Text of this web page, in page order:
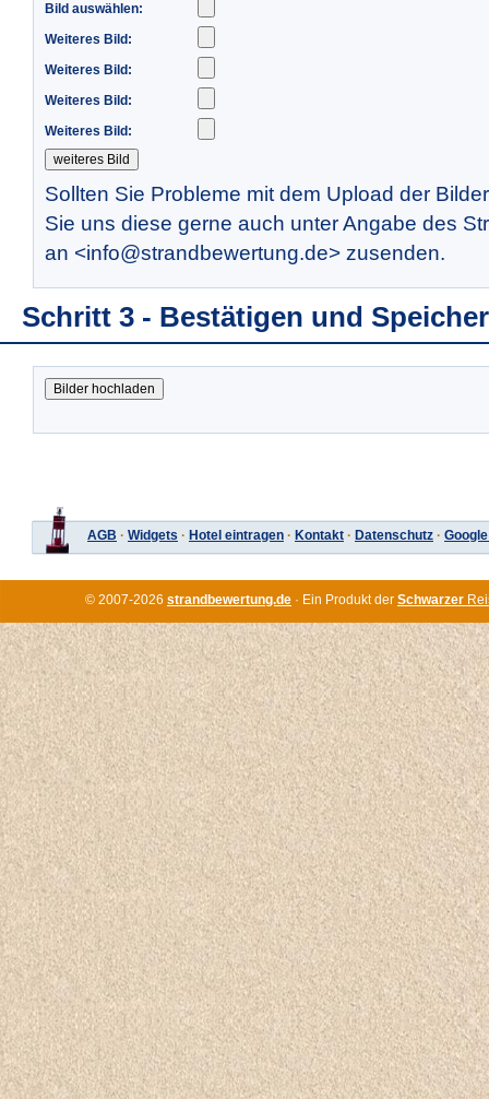
Bild auswählen:
Weiteres Bild:
Weiteres Bild:
Weiteres Bild:
Weiteres Bild:
Sollten Sie Probleme mit dem Upload der
Sie uns diese gerne auch unter Angabe des
an <info@strandbewertung.de> zusenden.
Schritt 3 - Bestätigen und
AGB · Widgets · Hotel eintragen · Kontakt · Datenschutz ·
© 2007-2026 strandbewertung.de · Ein Produkt der Schwarzer